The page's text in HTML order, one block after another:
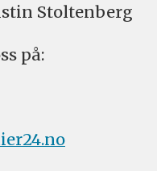
Stoltenberg
på: